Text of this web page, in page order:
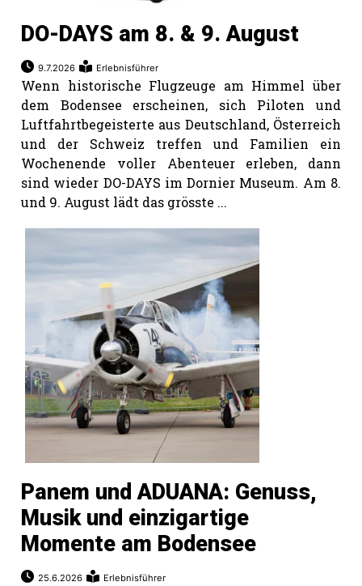
DO-DAYS am 8. & 9. August
9.7.2026 Erlebnisführer
Wenn historische Flugzeuge am Himmel über
dem Bodensee erscheinen, sich Piloten und
Luftfahrtbegeisterte aus Deutschland, Österreich
und der Schweiz treffen und Familien ein
Wochenende voller Abenteuer erleben, dann
sind wieder DO-DAYS im Dornier Museum. Am 8.
und 9. August lädt das grösste ...
Panem und ADUANA: Genuss,
Musik und einzigartige
Momente am Bodensee
25.6.2026 Erlebnisführer